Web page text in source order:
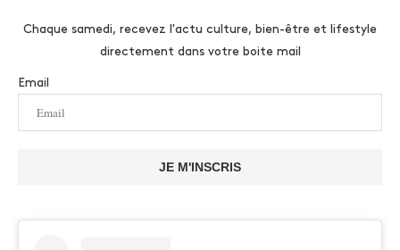
Chaque samedi, recevez l'actu culture, bien-être et lifestyle
directement dans votre boite mail
Email
JE M'INSCRIS